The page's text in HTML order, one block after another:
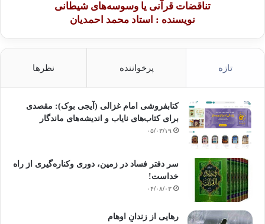
تناقضات قرآنی یا وسوسه‌های شیطانی
نویسنده : استاد محمد احمدیان
تازه پرخواننده نظرها
کتابفروشی امام غزالی (آیجی بوک): مقصدی
برای کتاب‌های نایاب و اندیشه‌های ماندگار
۰۵/۰۳/۱۹
سر دفتر فساد در زمین‌، دوری وکناره‌گیری از راه
خداست‌!
۰۴/۰۸/۰۳
رهایی از زندانِ اوهام